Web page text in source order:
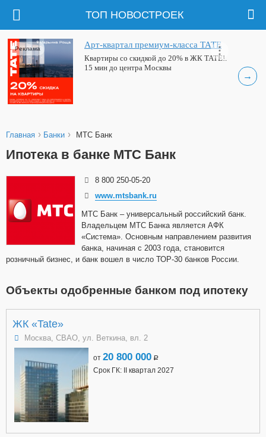
ТОП НОВОСТРОЕК
→
Арт-квартал премиум-класса ТАТЕ
Квартиры со скидкой до 20% в ЖК ТАТЕ!.
15 мин до центра Москвы
Реклама
Главная › Банки › МТС Банк
Ипотека в банке МТС Банк
8 800 250-05-20
www.mtsbank.ru
МТС Банк – универсальный российский банк.
Владельцем МТС Банка является АФК
«Система». Основным направлением развития
банка, начиная с 2003 года, становится
розничный бизнес, и банк вошел в число ТОР-30 банков России.
Объекты одобренные банком под ипотеку
ЖК «Tate»
Москва, СВАО, ул. Веткина, вл. 2
от 20 800 000 a
Срок ГК: II квартал 2027